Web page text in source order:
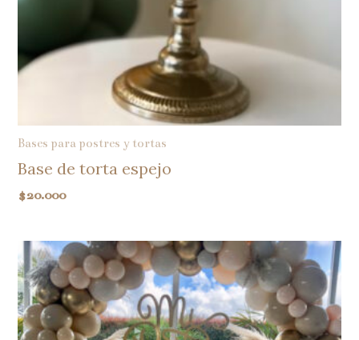
Bases para postres y tortas
Base de torta espejo
$20.000